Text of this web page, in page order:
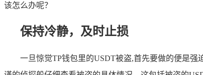
该怎么办呢？
保持冷静，及时止损
一旦惊觉TP钱包里的USDT被盗,首先要做的便是